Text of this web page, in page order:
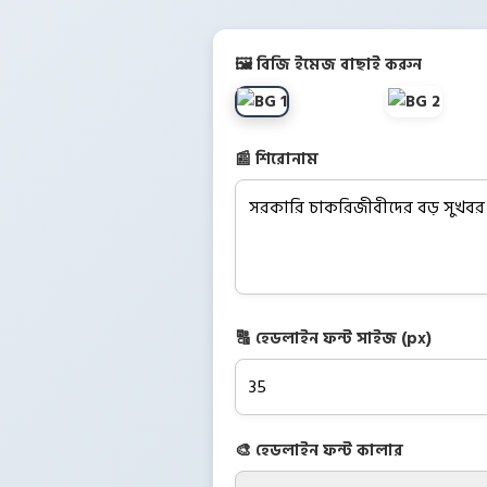
🖼️ বিজি ইমেজ বাছাই করুন
📰 শিরোনাম
🔠 হেডলাইন ফন্ট সাইজ (px)
🎨 হেডলাইন ফন্ট কালার